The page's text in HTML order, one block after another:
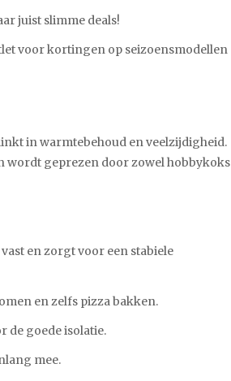
juist slimme deals!
voor kortingen op seizoensmodellen
in warmtebehoud en veelzijdigheid.
wordt geprezen door zowel hobbykoks
en zorgt voor een stabiele
en zelfs pizza bakken.
de goede isolatie.
mee.